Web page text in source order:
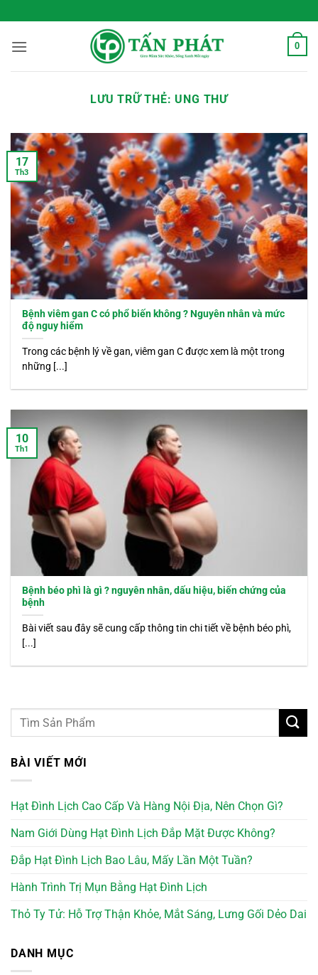
qua
nội
0
LƯU TRỮ THẺ: UNG THƯ
Bệnh viêm gan C có phổ biến không ? Nguyên nhân và mức
độ nguy hiểm
Trong các bệnh lý về gan, viêm gan C được xem là một trong
những [...]
17
Th3
Bệnh béo phì là gì ? nguyên nhân, dấu hiệu, biến chứng của
bệnh
Bài viết sau đây sẽ cung cấp thông tin chi tiết về bệnh béo phì,
[...]
10
Th1
BÀI VIẾT MỚI
Hạt Đình Lịch Cao Cấp Và Hàng Nội Địa, Nên Chọn Gì?
Nam Giới Dùng Hạt Đình Lịch Đắp Mặt Được Không?
Đắp Hạt Đình Lịch Bao Lâu, Mấy Lần Một Tuần?
Hành Trình Trị Mụn Bằng Hạt Đình Lịch
Thỏ Ty Tử: Hỗ Trợ Thận Khỏe, Mắt Sáng, Lưng Gối Dẻo Dai
DANH MỤC